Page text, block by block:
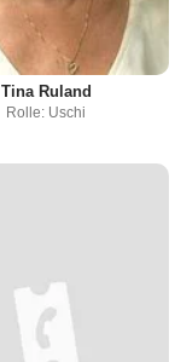
Tina Ruland
Rolle: Uschi